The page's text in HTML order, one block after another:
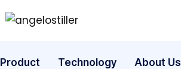
Product Technology About Us